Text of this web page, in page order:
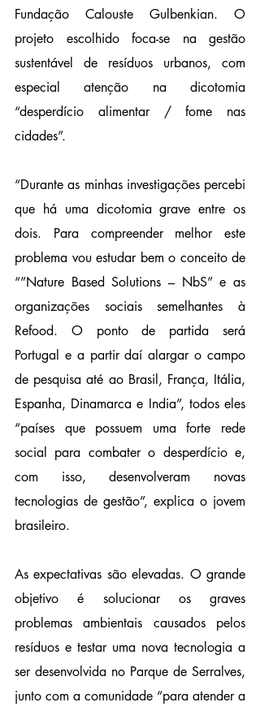
Fundação Calouste Gulbenkian. O
projeto escolhido foca-se na gestão
sustentável de resíduos urbanos, com
especial atenção na dicotomia
“desperdício alimentar / fome nas
cidades”.
“Durante as minhas investigações percebi
que há uma dicotomia grave entre os
dois. Para compreender melhor este
problema vou estudar bem o conceito de
“”Nature Based Solutions – NbS” e as
organizações sociais semelhantes à
Refood. O ponto de partida será
Portugal e a partir daí alargar o campo
de pesquisa até ao Brasil, França, Itália,
Espanha, Dinamarca e India”, todos eles
“países que possuem uma forte rede
social para combater o desperdício e,
com isso, desenvolveram novas
tecnologias de gestão”, explica o jovem
brasileiro.
As expectativas são elevadas. O grande
objetivo é solucionar os graves
problemas ambientais causados pelos
resíduos e testar uma nova tecnologia a
ser desenvolvida no Parque de Serralves,
junto com a comunidade “para atender a